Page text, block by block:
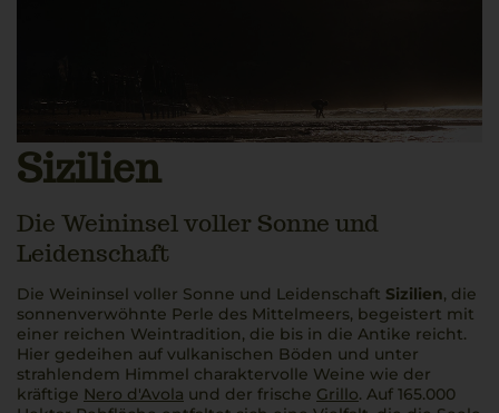
Sizilien
Die Weininsel voller Sonne und
Leidenschaft
Die Weininsel voller Sonne und Leidenschaft Sizilien, die
sonnenverwöhnte Perle des Mittelmeers, begeistert mit
einer reichen Weintradition, die bis in die Antike reicht.
Hier gedeihen auf vulkanischen Böden und unter
strahlendem Himmel charaktervolle Weine wie der
kräftige Nero d'Avola und der frische Grillo. Auf 165.000